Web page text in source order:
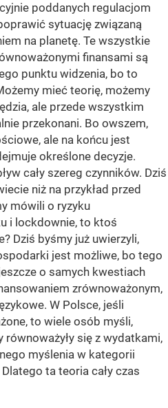
poddanych regulacjom
sytuację związaną
na planetę. Te wszystkie
finansami są
punktu widzenia, bo to
mieć teorię, możemy
ale przede wszystkim
przekonani. Bo owszem,
ale na końcu jest
określone decyzje.
cały szereg czynników. Dziś
niż na przykład przed
mówili o ryzyku
i lockdownie, to ktoś
Dziś byśmy już uwierzyli,
jest możliwe, bo tego
o samych kwestiach
zrównoważonym,
W Polsce, jeśli
to wiele osób myśli,
się z wydatkami,
myślenia w kategorii
ta teoria cały czas